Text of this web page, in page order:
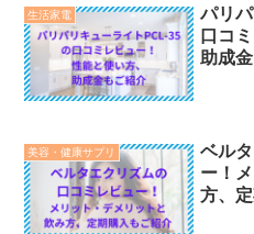
生活家電
パリ
口コ
助成
美容・健康サプリ
ベル
ー！
方、